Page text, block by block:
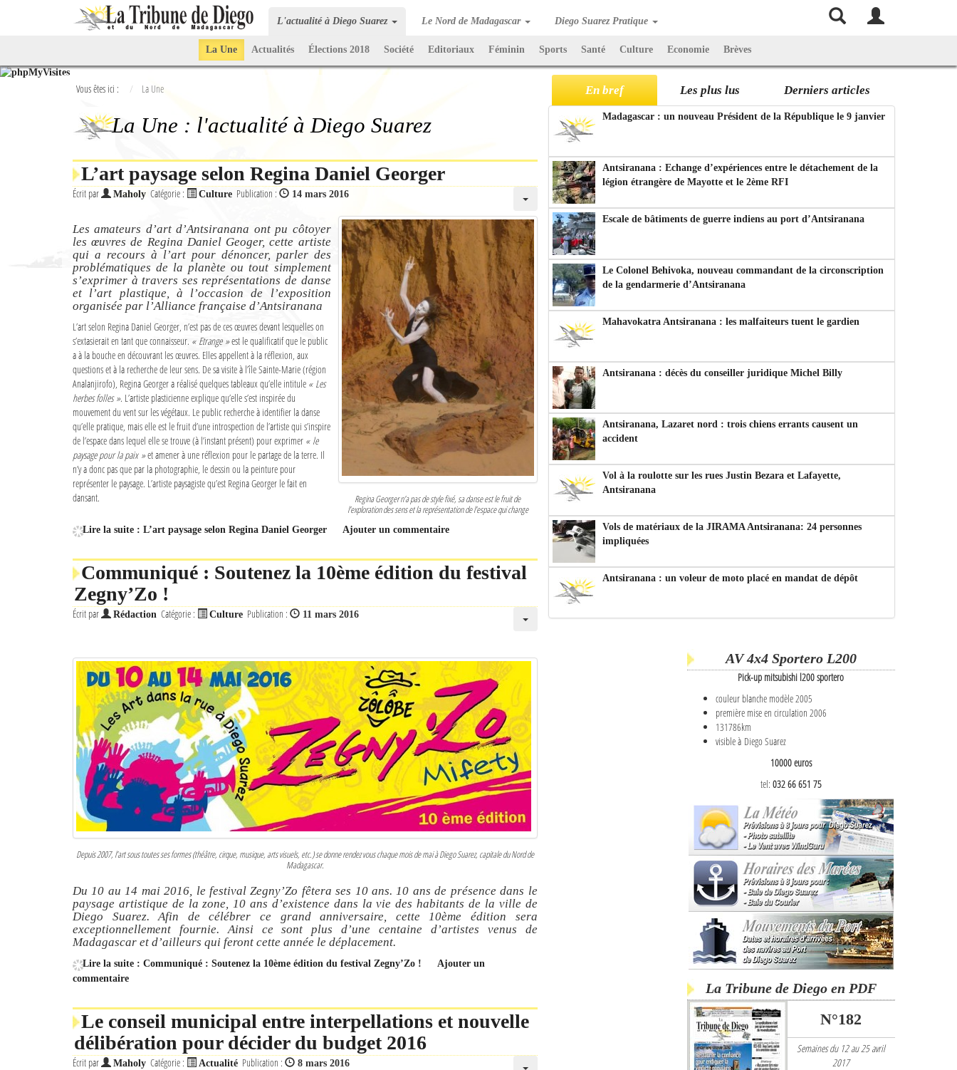
L'actualité à Diego Suarez Le Nord de Madagascar Diego Suarez Pratique
La Une Actualités Élections 2018 Société Editoriaux Féminin Sports Santé Culture Economie Brèves
Vous êtes ici : La Une
La Une : l'actualité à Diego Suarez
L’art paysage selon Regina Daniel Georger
Écrit par Maholy Catégorie : Culture Publication : 14 mars 2016
Regina Georger n’a pas de style fixé, sa danse est le fruit de
l’exploration des sens et la représentation de l’espace qui change
Les amateurs d’art d’Antsiranana ont pu côtoyer
les œuvres de Regina Daniel Geoger, cette artiste
qui a recours à l’art pour dénoncer, parler des
problématiques de la planète ou tout simplement
s’exprimer à travers ses représentations de danse
et l’art plastique, à l’occasion de l’exposition
organisée par l’Alliance française d’Antsiranana
L’art selon Regina Daniel Georger, n’est pas de ces œuvres devant lesquelles on
s’extasierait en tant que connaisseur. « Etrange »est le qualificatif que le public
a à la bouche en découvrant les œuvres. Elles appellent à la réflexion, aux
questions et à la recherche de leur sens. De sa visite à l’île Sainte-Marie (région
Analanjirofo), Regina Georger a réalisé quelques tableaux qu’elle intitule « Les
herbes folles ». L’artiste plasticienne explique qu’elle s’est inspirée du
mouvement du vent sur les végétaux. Le public recherche à identifier la danse
qu’elle pratique, mais elle est le fruit d’une introspection de l’artiste qui s’inspire
de l’espace dans lequel elle se trouve (à l’instant présent) pour exprimer « le
paysage pour la paix »et amener à une réflexion pour le partage de la terre. Il
n’y a donc pas que par la photographie, le dessin ou la peinture pour
représenter le paysage. L’artiste paysagiste qu’est Regina Georger le fait en
dansant.
Lire la suite : L’art paysage selon Regina Daniel Georger Ajouter un commentaire
Communiqué : Soutenez la 10ème édition du festival
Zegny’Zo !
Écrit par Rédaction Catégorie : Culture Publication : 11 mars 2016
Depuis 2007, l’art sous toutes ses formes (théâtre, cirque, musique, arts visuels, etc.) se donne rendez vous chaque mois de mai à Diego Suarez, capitale du Nord de
Madagascar.
Du 10 au 14 mai 2016, le festival Zegny’Zo fêtera ses 10 ans. 10 ans de présence dans le
paysage artistique de la zone, 10 ans d’existence dans la vie des habitants de la ville de
Diego Suarez. Afin de célébrer ce grand anniversaire, cette 10ème édition sera
exceptionnellement fournie. Ainsi ce sont plus d’une centaine d’artistes venus de
Madagascar et d’ailleurs qui feront cette année le déplacement.
Lire la suite : Communiqué : Soutenez la 10ème édition du festival Zegny’Zo !
Ajouter un
commentaire
Le conseil municipal entre interpellations et nouvelle
délibération pour décider du budget 2016
Écrit par Maholy Catégorie : Actualité Publication : 8 mars 2016
En bref Les plus lus Derniers articles
Madagascar : un nouveau Président de la République le 9 janvier
Antsiranana : Echange d’expériences entre le détachement de la
légion étrangère de Mayotte et le 2ème RFI
Escale de bâtiments de guerre indiens au port d’Antsiranana
Le Colonel Behivoka, nouveau commandant de la circonscription
de la gendarmerie d’Antsiranana
Mahavokatra Antsiranana : les malfaiteurs tuent le gardien
Antsiranana : décès du conseiller juridique Michel Billy
Antsiranana, Lazaret nord : trois chiens errants causent un
accident
Vol à la roulotte sur les rues Justin Bezara et Lafayette,
Antsiranana
Vols de matériaux de la JIRAMA Antsiranana: 24 personnes
impliquées
Antsiranana : un voleur de moto placé en mandat de dépôt
AV 4x4 Sportero L200
Pick-up mitsubishi l200 sportero
couleur blanche modèle 2005
première mise en circulation 2006
131786km
visible à Diego Suarez
10000 euros
tel: 032 66 651 75
La Tribune de Diego en PDF
N°182
Semaines du 12 au 25 avril
2017